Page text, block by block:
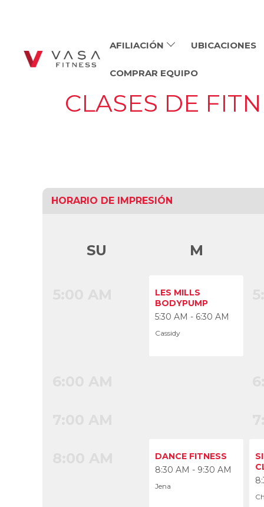
AFILIACIÓN UBICACIONES
COMPRAR EQUIPO
CLASES DE
HORARIO DE IMPRESIÓN
SU M
LES MILLS
BODYPUMP
5:30 AM - 6:30 AM
Cassidy
DANCE FITNESS
8:30 AM - 9:30 AM
Jena